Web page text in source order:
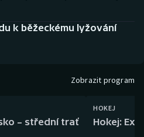
k běžeckému lyžování
Zobrazit program
– střední trať
HOKEJ
Hokej: